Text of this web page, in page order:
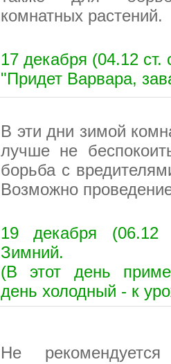
комнатных растений.
17 декабря (04.12 ст.
"Придет Варвара,
В эти дни зимой
лучше не
борьба с
Возможно
19 декабря
Зимний.
(В этот день
день холодный - к
Не